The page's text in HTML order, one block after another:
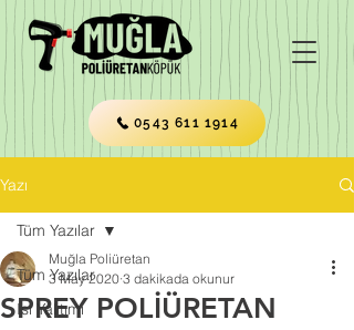
0543 611 1914
Yazı
Tüm Yazılar
Isı Yalıtımı
Tüm Yazılar
SPREY POLİÜRETAN
Muğla Poliüretan
3 May 2020 3 dakikada okunur